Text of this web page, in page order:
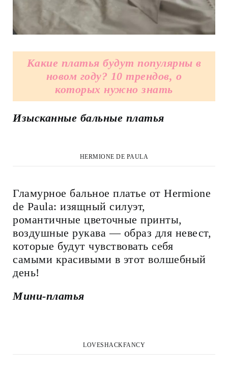
Какие платья будут популярны в
новом году? 10 трендов, о
которых нужно знать
Изысканные бальные платья
HERMIONE DE PAULA
Гламурное бальное платье от Hermione
de Paula: изящный силуэт,
романтичные цветочные принты,
воздушные рукава — образ для невест,
которые будут чувствовать себя
самыми красивыми в этот волшебный
день!
Мини-платья
LOVESHACKFANCY